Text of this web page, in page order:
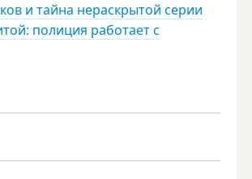
и тайна нераскрытой серии
полиция работает с